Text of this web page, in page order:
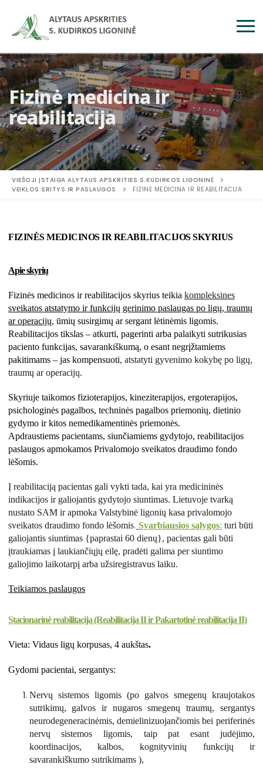
Fizinė medicina ir
reabilitacija
VIEŠOJI ĮSTAIGA ALYTAUS APSKRITIES S.KUDIRKOS LIGONINĖ
VEIKLOS SRITYS IR PASLAUGOS
FIZINĖ MEDICINA IR REABILITACIJA
FIZINĖS MEDICINOS IR REABILITACIJOS SKYRIUS
Apie skyrių
Fizinės medicinos ir reabilitacijos skyrius teikiakompleksines
sveikatos atstatymo ir funkcijų gerinimo paslaugas po ligų, traumų
ar operacijų, ūmių susirgimų ar sergant lėtinėmis ligomis.
Reabilitacijos tikslas – atkurti, pagerinti arba palaikyti sutrikusias
paciento funkcijas, savarankiškumą, o esant negrįžtamiems
pakitimams – jas kompensuoti,atstatyti gyvenimo kokybę po ligų,
traumų ar operacijų.
Skyriuje taikomos fizioterapijos, kineziterapijos, ergoterapijos,
psichologinės pagalbos, techninės pagalbos priemonių, dietinio
gydymo ir kitos nemedikamentinės priemonės.
Apdraustiems pacientams, siunčiamiems gydytojo, reabilitacijos
paslaugos apmokamos Privalomojo sveikatos draudimo fondo
lėšomis.
Į reabilitaciją pacientas gali vykti tada, kai yra medicininės
indikacijos ir galiojantis gydytojo siuntimas. Lietuvoje tvarką
nustato SAM ir apmoka Valstybinė ligonių kasa privalomojo
sveikatos draudimo fondo lėšomis. Svarbiausios sąlygos: turi būti
galiojantis siuntimas {paprastai 60 dienų}, pacientas gali būti
įtraukiamas į laukiančiųjų eilę, pradėti galima per siuntimo
galiojimo laikotarpį arba užsiregistravus laiku.
Teikiamos paslaugos
Stacionarinė reabilitacija (Reabilitacija II ir Pakartotinė reabilitacija II)
Vieta: Vidaus ligų korpusas, 4 aukštas.
Gydomi pacientai, sergantys:
Nervų sistemos ligomis (po galvos smegenų kraujotakos
sutrikimų, galvos ir nugaros smegenų traumų, sergantys
neurodegeneracinėmis, demielinizuojančiomis bei periferinės
nervų sistemos ligomis, taip pat esant judėjimo,
koordinacijos, kalbos, kognityvinių funkcijų ir
savarankiškumo sutrikimams ),